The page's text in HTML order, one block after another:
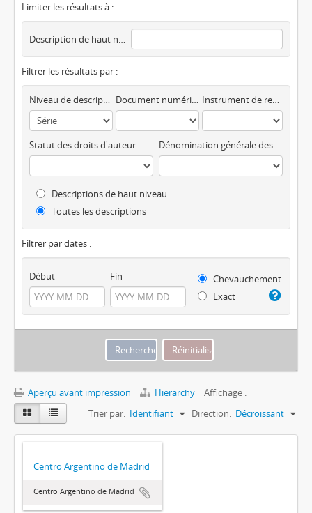
Limiter les résultats à :
Description de haut niveau
Filtrer les résultats par :
Niveau de description Document numérique disponible Instrument de recherche
Statut des droits d'auteur Dénomination générale des documents
Descriptions de haut niveau
Toutes les descriptions
Filtrer par dates :
Début Fin
Chevauchement
Exact
Aperçu avant impression Hierarchy
Affichage :
Trier par: Identifiant Direction: Décroissant
Centro Argentino de Madrid
Centro Argentino de Madrid